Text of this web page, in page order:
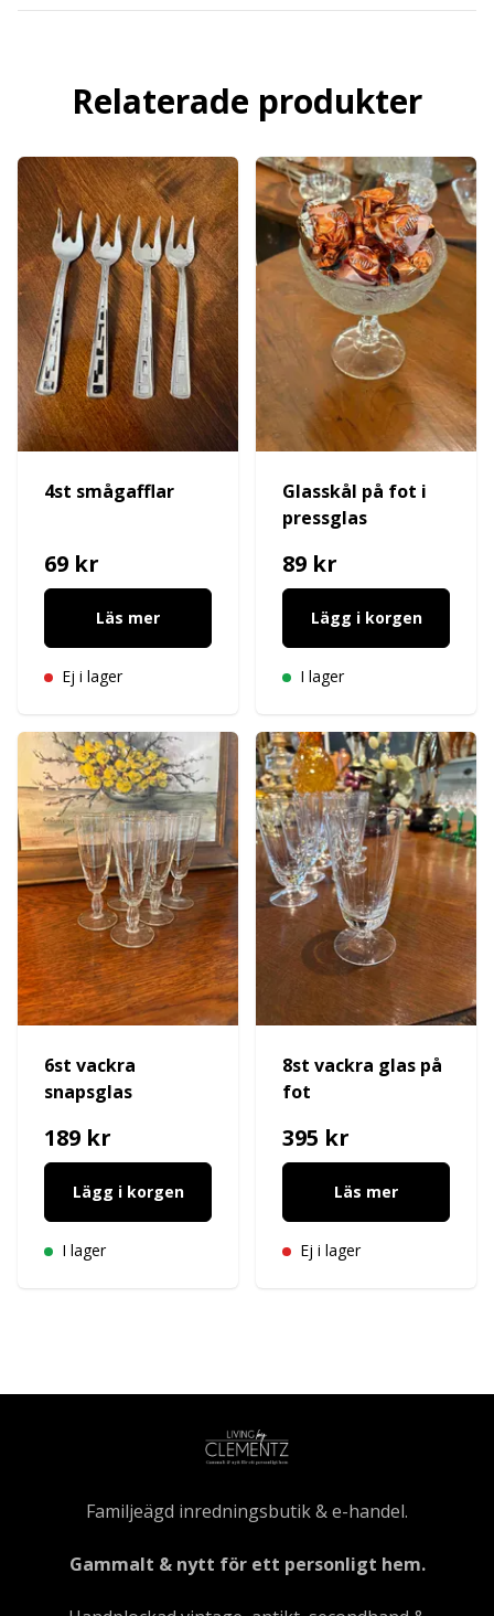
Relaterade produkter
4st smågafflar
69 kr
Läs mer
Ej i lager
Glasskål på fot i
pressglas
89 kr
Lägg i korgen
I lager
6st vackra
snapsglas
189 kr
Lägg i korgen
I lager
8st vackra glas på
fot
395 kr
Läs mer
Ej i lager
Familjeägd inredningsbutik & e-handel.
Gammalt & nytt för ett personligt hem.